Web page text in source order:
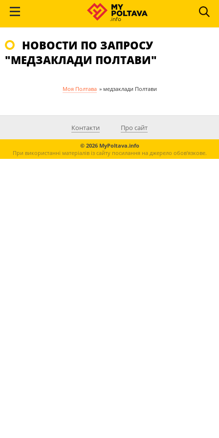
НОВОСТИ ПО ЗАПРОСУ
"МЕДЗАКЛАДИ ПОЛТАВИ"
Моя Полтава » медзаклади Полтави
Контакти Про сайт
© 2026 MyPoltava.info
При використанні матеріалів із сайту посилання на джерело обов'язкове.